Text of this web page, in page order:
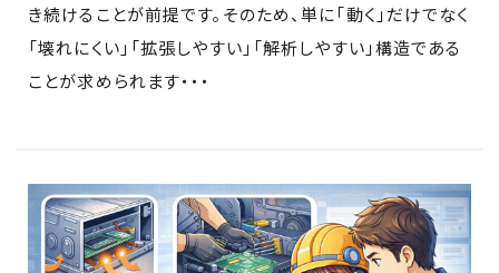
き続けることが前提です。そのため、単に「動く」だけでなく
「壊れにくい」「拡張しやすい」「解析しやすい」構造である
ことが求められます・・・